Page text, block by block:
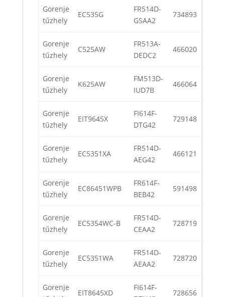
Gorenje
tűzhely
EC535G
FR514D-
GSAA2
734893
Gorenje
tűzhely
C525AW
FR513A-
DEDC2
466020
Gorenje
tűzhely
K625AW
FM513D-
IUD7B
466064
Gorenje
tűzhely
EIT9645X
FI614F-
DTG42
729148
Gorenje
tűzhely
EC5351XA
FR514D-
AEG42
466121
Gorenje
tűzhely
EC86451WPB
FR614F-
BEB42
591498
Gorenje
tűzhely
EC5354WC-B
FR514D-
CEAA2
728719
Gorenje
tűzhely
EC5351WA
FR514D-
AEAA2
728720
Gorenje
EIT8645XD
FI614F-
728656